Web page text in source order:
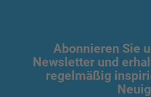
Abonnieren Sie
Newsletter und
regelmäßig